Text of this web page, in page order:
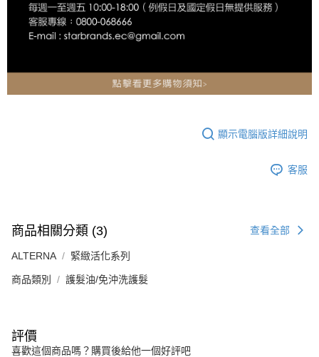
顯示電腦版詳細說明
客服
商品相關分類 (3) 查看全部
ALTERNA 緊緻活化系列
商品類別 護髮油/免沖洗護髮
評價
喜歡這個商品嗎？購買後給他一個好評吧